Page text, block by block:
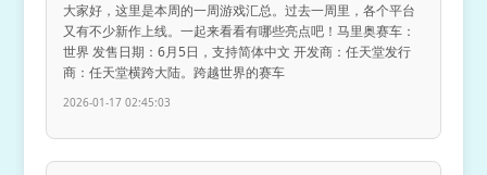
大家好，这里是本周的一周游戏汇总。过去一周里，各个平台
又有不少新作上线。一起来看看有哪些亮点吧！马里奥赛车：
世界 发售日期：6月5日，支持简体中文 开发商：任天堂发行
商：任天堂横跨大陆。跨越世界的赛车
2026-01-17 02:45:03